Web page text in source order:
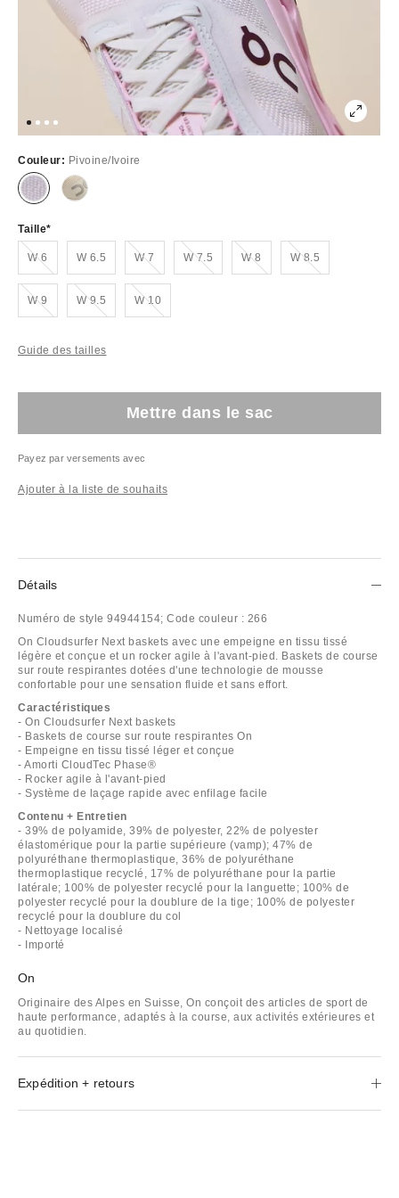
Couleur: Pivoine/Ivoire
Taille
W 6Épuisé W 6.5 W 7Épuisé W 7.5Épuisé W 8Épuisé W 8.5Épuisé
W 9Épuisé W 9.5Épuisé W 10Épuisé
Guide des tailles
Mettre dans le sac
Payez par versements avec
Ajouter à la liste de souhaits
Détails
Numéro de style 94944154; Code couleur : 266
On Cloudsurfer Next baskets avec une empeigne en tissu tissé
légère et conçue et un rocker agile à l'avant-pied. Baskets de course
sur route respirantes dotées d'une technologie de mousse
confortable pour une sensation fluide et sans effort.
Caractéristiques
- On Cloudsurfer Next baskets
- Baskets de course sur route respirantes On
- Empeigne en tissu tissé léger et conçue
- Amorti CloudTec Phase®
- Rocker agile à l'avant-pied
- Système de laçage rapide avec enfilage facile
Contenu + Entretien
- 39% de polyamide, 39% de polyester, 22% de polyester
élastomérique pour la partie supérieure (vamp); 47% de
polyuréthane thermoplastique, 36% de polyuréthane
thermoplastique recyclé, 17% de polyuréthane pour la partie
latérale; 100% de polyester recyclé pour la languette; 100% de
polyester recyclé pour la doublure de la tige; 100% de polyester
recyclé pour la doublure du col
- Nettoyage localisé
- Importé
On
Originaire des Alpes en Suisse, On conçoit des articles de sport de
haute performance, adaptés à la course, aux activités extérieures et
au quotidien.
Expédition + retours